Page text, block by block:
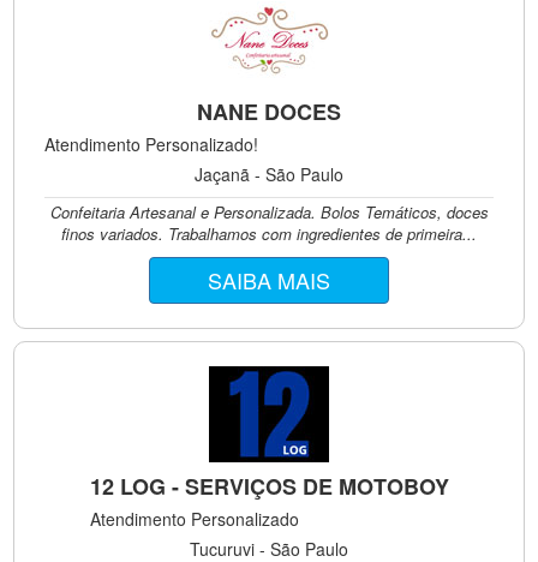
NANE DOCES
Atendimento Personalizado!
Jaçanã - São Paulo
Confeitaria Artesanal e Personalizada. Bolos Temáticos, doces
finos variados. Trabalhamos com ingredientes de primeira...
SAIBA MAIS
12 LOG - SERVIÇOS DE MOTOBOY
Atendimento Personalizado
Tucuruvi - São Paulo